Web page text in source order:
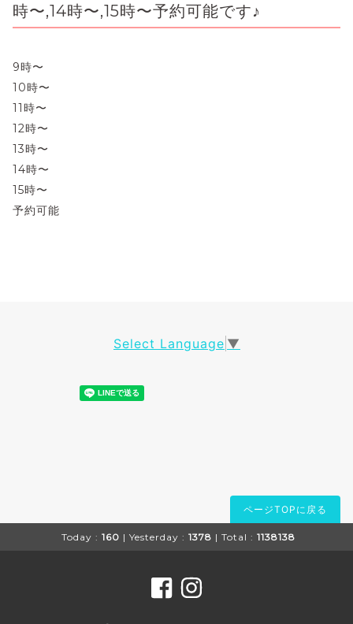
時〜,14時〜,15時〜予約可能です♪
9時〜
10時〜
11時〜
12時〜
13時〜
14時〜
15時〜
予約可能
Select Language ▼
ページTOPに戻る
Today : 160 | Yesterday : 1378 | Total : 1138138